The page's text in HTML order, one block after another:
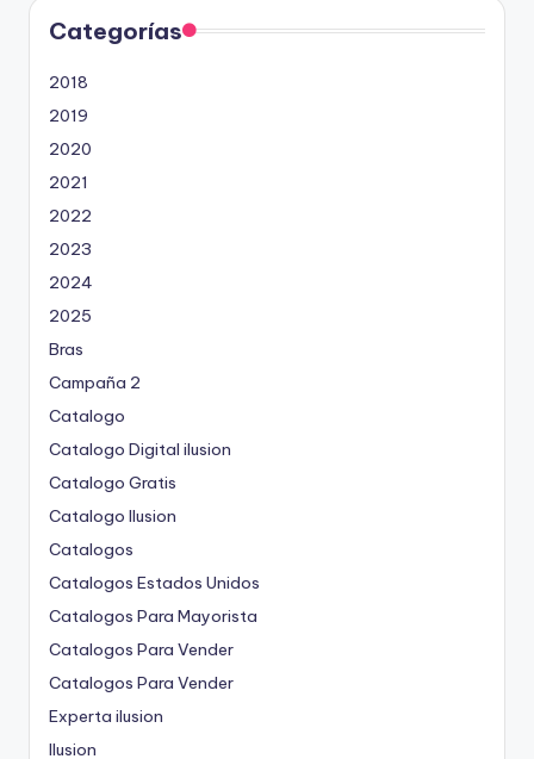
Categorías
2018
2019
2020
2021
2022
2023
2024
2025
Bras
Campaña 2
Catalogo
Catalogo Digital ilusion
Catalogo Gratis
Catalogo Ilusion
Catalogos
Catalogos Estados Unidos
Catalogos Para Mayorista
Catalogos Para Vender
Catalogos Para Vender
Experta ilusion
Ilusion